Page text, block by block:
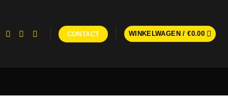
CONTACT WINKELWAGEN /€0.00